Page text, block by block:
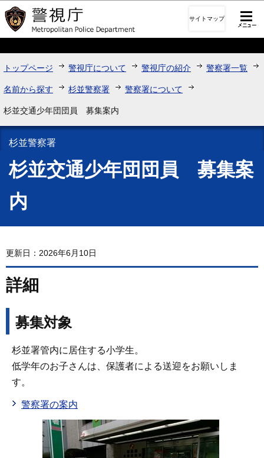
このページの本文へ移動
サイトマップ
トップページ 警視庁について 警視庁の紹介 警察署一覧
名前から探す 杉並警察署 警察署について
杉並交通少年団団員 募集案内
杉並警察署
杉並交通少年団団員 募集案
内
更新日：2026年6月10日
詳細
募集対象
杉並署管内に居住する小学生。
低学年のお子さんは、保護者による送迎をお願いしま
す。
警察署の案内